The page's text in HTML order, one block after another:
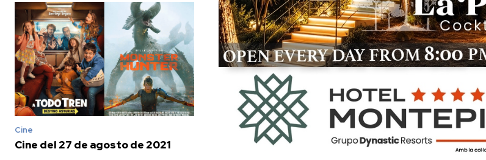
Cine
Cine del 27 de agosto de 2021